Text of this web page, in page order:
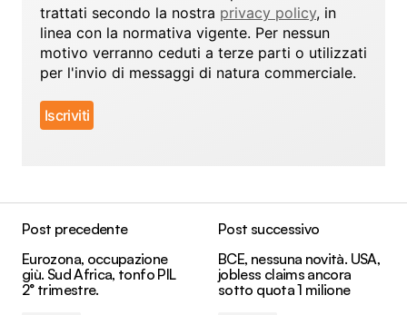
trattati secondo la nostra privacy policy, in
linea con la normativa vigente. Per nessun
motivo verranno ceduti a terze parti o utilizzati
per l'invio di messaggi di natura commerciale.
Post precedente
Eurozona, occupazione
giù. Sud Africa, tonfo PIL
2° trimestre.
Post successivo
BCE, nessuna novità. USA,
jobless claims ancora
sotto quota 1 milione